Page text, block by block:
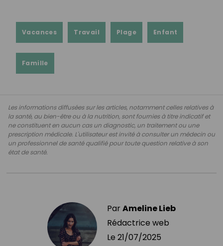
Vacances Travail Plage Enfant
Famille
Les informations diffusées sur les articles, notamment celles relatives à
la santé, au bien-être ou à la nutrition, sont fournies à titre indicatif et
ne constituent en aucun cas un diagnostic, un traitement ou une
prescription médicale. L'utilisateur est invité à consulter un médecin ou
un professionnel de santé qualifié pour toute question relative à son
état de santé.
ParAmeline Lieb
Rédactrice web
Le 21/07/2025